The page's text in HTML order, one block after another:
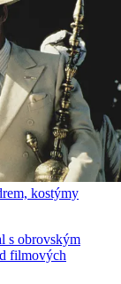
kostýmy
s obrovským
filmových